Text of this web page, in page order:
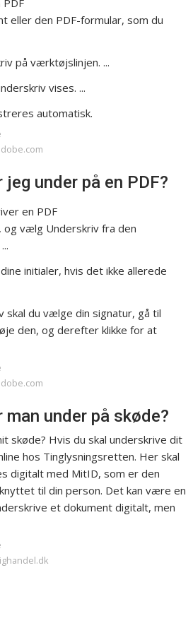
eller den PDF-formular, som du
på værktøjslinjen. ...
vises. ...
automatisk.
under på en PDF?
en PDF
og vælg Underskriv fra den
initialer, hvis det ikke allerede
skal du vælge din signatur, gå til
den, og derefter klikke for at
under på skøde?
skøde? Hvis du skal underskrive dit
hos Tinglysningsretten. Her skal
digitalt med MitID, som er den
til din person. Det kan være en
et dokument digitalt, men